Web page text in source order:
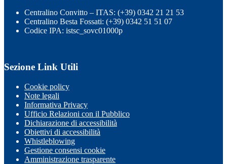
Centralino Convitto – ITAS: (+39) 0342 21 21 53
Centralino Besta Fossati: (+39) 0342 51 51 07
Codice IPA: istsc_sovc01000p
Sezione Link Utili
Cookie policy
Note legali
Informativa Privacy
Ufficio Relazioni con il Pubblico
Dichiarazione di accessibilità
Obiettivi di accessibilità
Whistleblowing
Gestione consensi cookie
Amministrazione trasparente